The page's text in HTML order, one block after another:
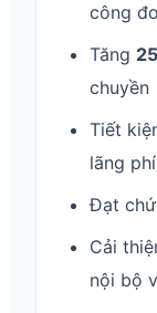
công
Tăng
chuyền
Tiết
lãng phí
Đạt
Cải
nội bộ